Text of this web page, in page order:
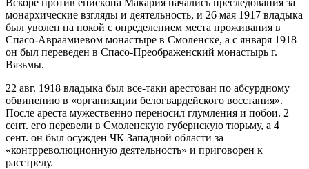
монархические взгляды и деятельность, и 26 мая 1917 владыка
был уволен на покой с определением места проживания в
Спасо-Авраамиевом монастыре в Смоленске, а с января 1918
он был переведен в Спасо-Преображенский монастырь г.
Вязьмы.
22 авг. 1918 владыка был все-таки арестован по абсурдному
обвинению в «организации белогвардейского восстания».
После ареста мужественно переносил глумления и побои. 2
сент. его перевели в Смоленскую губернскую тюрьму, а 4
сент. он был осужден ЧК Западной области за
«контрреволюционную деятельность» и приговорен к
расстрелу.